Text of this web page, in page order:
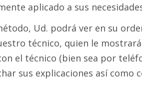
aplicado a sus
Ud. podrá ver en su
técnico, quien le
el técnico (bien sea por
sus explicaciones así